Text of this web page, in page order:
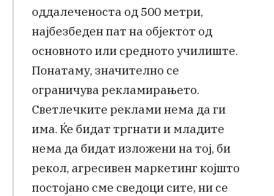
оддалеченоста од 500 метри,
најбезбеден пат на објектот од
основното или средното училиште.
Понатаму, значително се
ограничува рекламирањето.
Светлечките реклами нема да ги
има. Ќе бидат тргнати и младите
нема да бидат изложени на тој, би
рекол, агресивен маркетинг којшто
постојано сме сведоци сите, ни се